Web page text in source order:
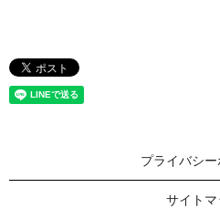
プライバシ
サイトマ